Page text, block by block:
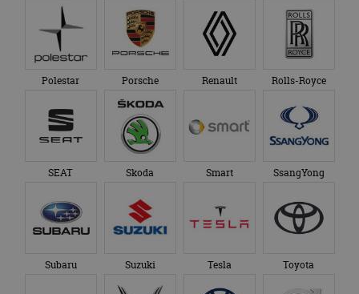
Polestar Porsche Renault Rolls-Royce
SEAT Skoda Smart SsangYong
Subaru Suzuki Tesla Toyota